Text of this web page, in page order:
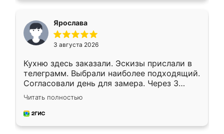
Ярослава
3 августа 2026
Кухню здесь заказали. Эскизы прислали в
телеграмм. Выбрали наиболее подходящий.
Согласовали день для замера. Через 3
недели кухня была уже готова. Остались
довольны работой. Спасибо Ренессанс
мебель за качественную работу!
Читать полностью